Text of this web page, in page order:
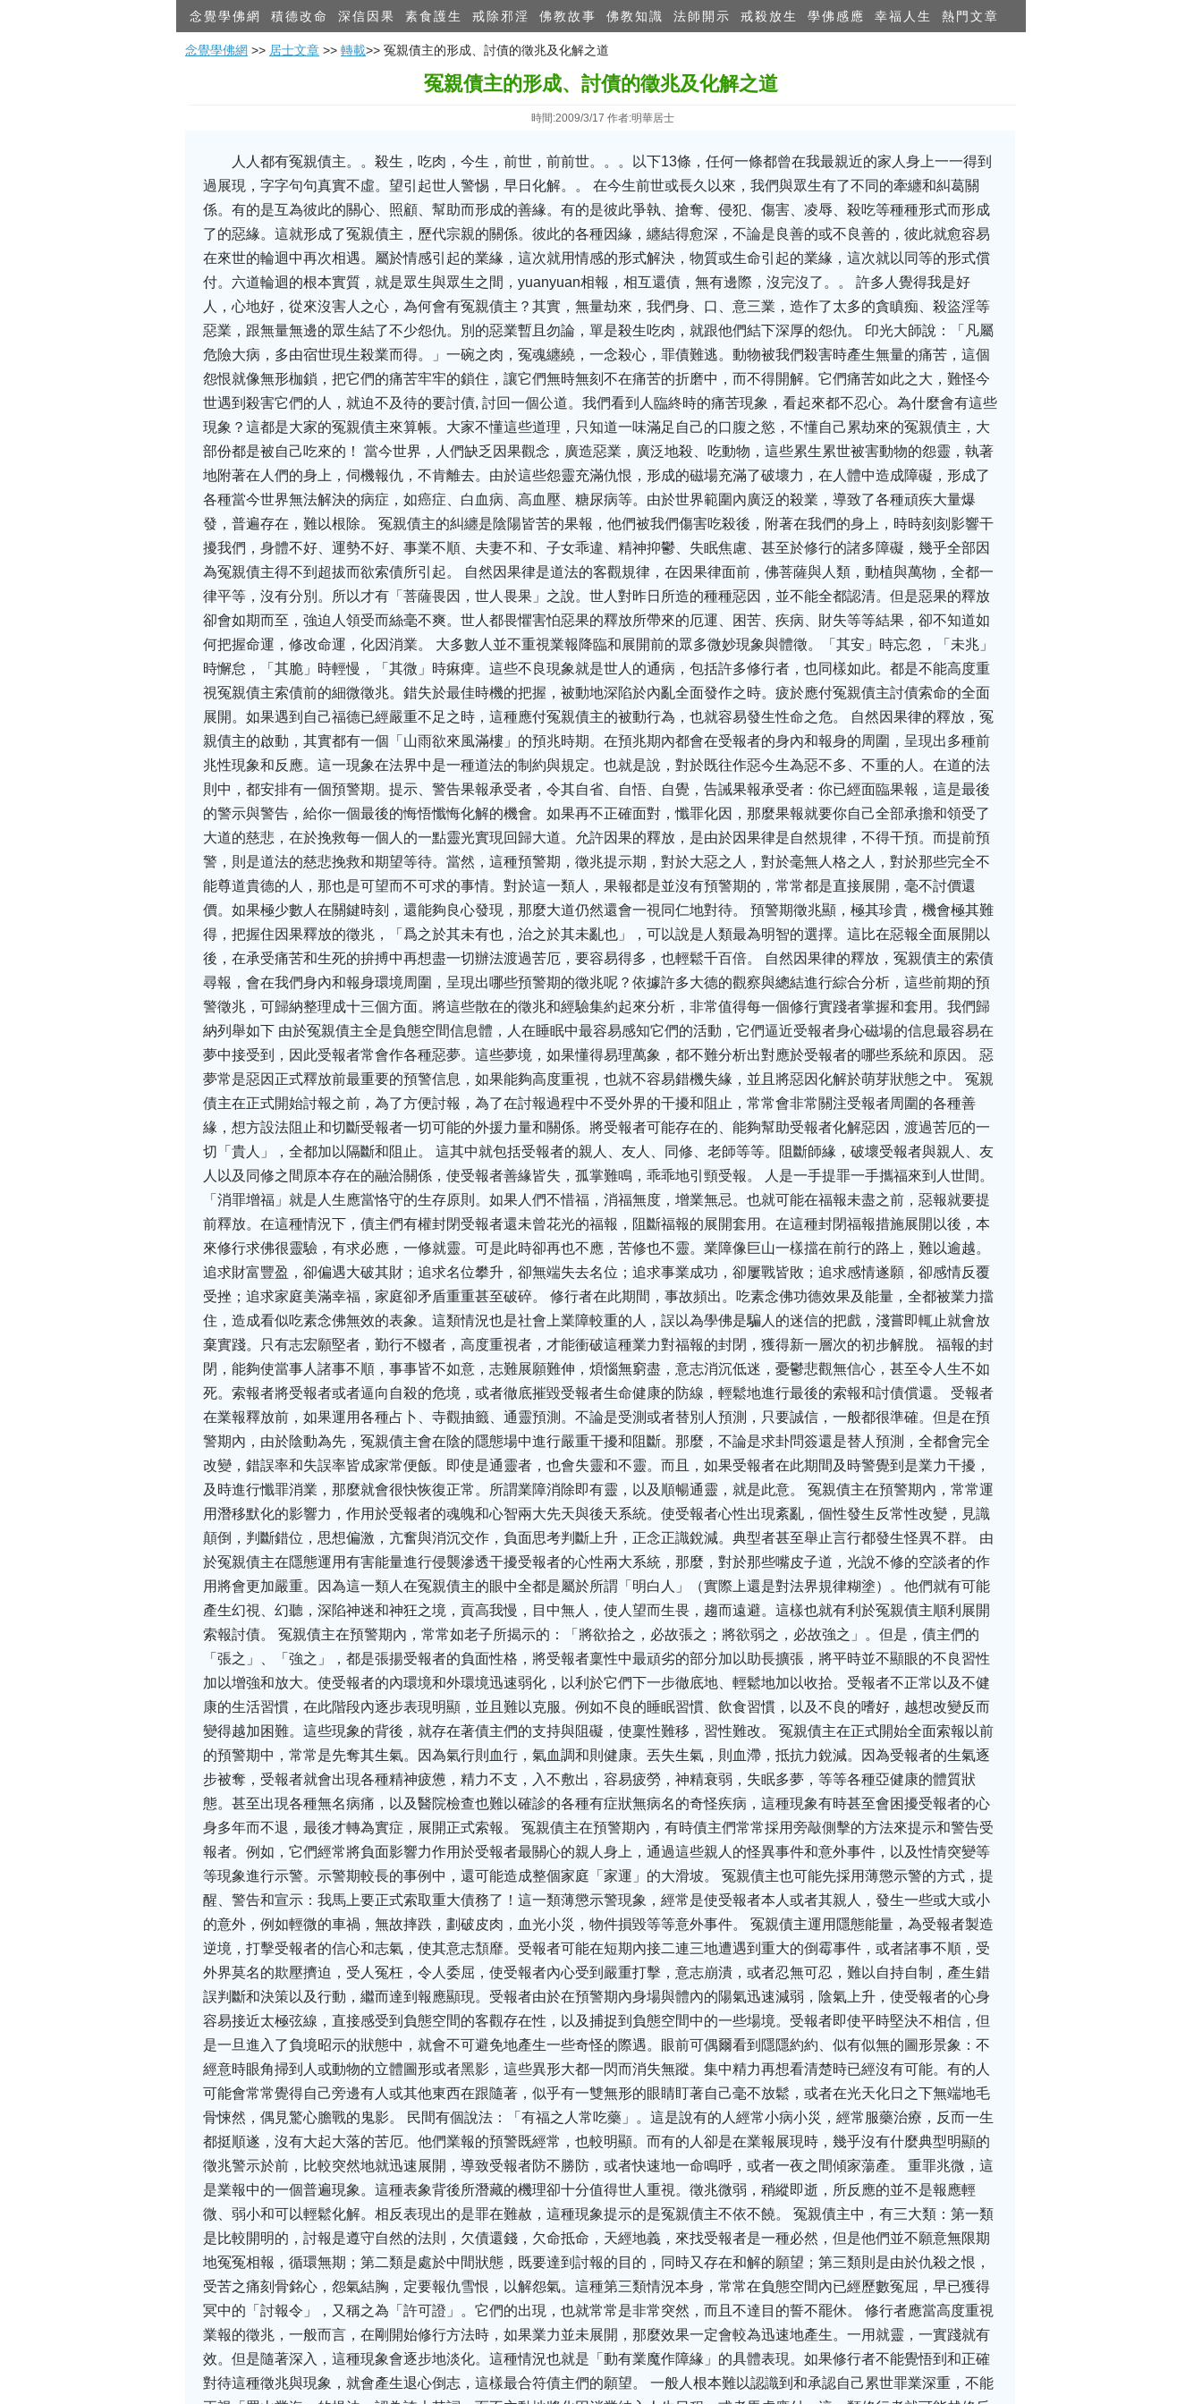
念覺學佛網 積德改命 深信因果 素食護生 戒除邪淫 佛教故事 佛教知識 法師開示 戒殺放生 學佛感應 幸福人生 熱門文章
念覺學佛網 >> 居士文章 >> 轉載>> 冤親債主的形成、討債的徵兆及化解之道
冤親債主的形成、討債的徵兆及化解之道
時間:2009/3/17 作者:明華居士
人人都有冤親債主。。殺生，吃肉，今生，前世，前前世。。。以下13條，任何一條都曾在我最親近的家人身上一一得到
過展現，字字句句真實不虛。望引起世人警惕，早日化解。。 在今生前世或長久以來，我們與眾生有了不同的牽纏和糾葛關
係。有的是互為彼此的關心、照顧、幫助而形成的善緣。有的是彼此爭執、搶奪、侵犯、傷害、凌辱、殺吃等種種形式而形成
了的惡緣。這就形成了冤親債主，歷代宗親的關係。彼此的各種因緣，纏結得愈深，不論是良善的或不良善的，彼此就愈容易
在來世的輪迴中再次相遇。屬於情感引起的業緣，這次就用情感的形式解決，物質或生命引起的業緣，這次就以同等的形式償
付。六道輪迴的根本實質，就是眾生與眾生之間，yuanyuan相報，相互還債，無有邊際，沒完沒了。。 許多人覺得我是好
人，心地好，從來沒害人之心，為何會有冤親債主？其實，無量劫來，我們身、口、意三業，造作了太多的貪瞋痴、殺盜淫等
惡業，跟無量無邊的眾生結了不少怨仇。別的惡業暫且勿論，單是殺生吃肉，就跟他們結下深厚的怨仇。 印光大師說：「凡屬
危險大病，多由宿世現生殺業而得。」一碗之肉，冤魂纏繞，一念殺心，罪債難逃。動物被我們殺害時產生無量的痛苦，這個
怨恨就像無形枷鎖，把它們的痛苦牢牢的鎖住，讓它們無時無刻不在痛苦的折磨中，而不得開解。它們痛苦如此之大，難怪今
世遇到殺害它們的人，就迫不及待的要討債, 討回一個公道。我們看到人臨終時的痛苦現象，看起來都不忍心。為什麼會有這些
現象？這都是大家的冤親債主來算帳。大家不懂這些道理，只知道一味滿足自己的口腹之慾，不懂自己累劫來的冤親債主，大
部份都是被自己吃來的！ 當今世界，人們缺乏因果觀念，廣造惡業，廣泛地殺、吃動物，這些累生累世被害動物的怨靈，執著
地附著在人們的身上，伺機報仇，不肯離去。由於這些怨靈充滿仇恨，形成的磁場充滿了破壞力，在人體中造成障礙，形成了
各種當今世界無法解決的病症，如癌症、白血病、高血壓、糖尿病等。由於世界範圍內廣泛的殺業，導致了各種頑疾大量爆
發，普遍存在，難以根除。 冤親債主的糾纏是陰陽皆苦的果報，他們被我們傷害吃殺後，附著在我們的身上，時時刻刻影響干
擾我們，身體不好、運勢不好、事業不順、夫妻不和、子女乖違、精神抑鬱、失眠焦慮、甚至於修行的諸多障礙，幾乎全部因
為冤親債主得不到超拔而欲索債所引起。 自然因果律是道法的客觀規律，在因果律面前，佛菩薩與人類，動植與萬物，全都一
律平等，沒有分別。所以才有「菩薩畏因，世人畏果」之說。世人對昨日所造的種種惡因，並不能全都認清。但是惡果的釋放
卻會如期而至，強迫人領受而絲毫不爽。世人都畏懼害怕惡果的釋放所帶來的厄運、困苦、疾病、財失等等結果，卻不知道如
何把握命運，修改命運，化因消業。 大多數人並不重視業報降臨和展開前的眾多微妙現象與體徵。「其安」時忘忽，「未兆」
時懈怠，「其脆」時輕慢，「其微」時痳痺。這些不良現象就是世人的通病，包括許多修行者，也同樣如此。都是不能高度重
視冤親債主索債前的細微徵兆。錯失於最佳時機的把握，被動地深陷於內亂全面發作之時。疲於應付冤親債主討債索命的全面
展開。如果遇到自己福德已經嚴重不足之時，這種應付冤親債主的被動行為，也就容易發生性命之危。 自然因果律的釋放，冤
親債主的啟動，其實都有一個「山雨欲來風滿樓」的預兆時期。在預兆期內都會在受報者的身內和報身的周圍，呈現出多種前
兆性現象和反應。這一現象在法界中是一種道法的制約與規定。也就是說，對於既往作惡今生為惡不多、不重的人。在道的法
則中，都安排有一個預警期。提示、警告果報承受者，令其自省、自悟、自覺，告誡果報承受者：你已經面臨果報，這是最後
的警示與警告，給你一個最後的悔悟懺悔化解的機會。如果再不正確面對，懺罪化因，那麼果報就要你自己全部承擔和領受了
大道的慈悲，在於挽救每一個人的一點靈光實現回歸大道。允許因果的釋放，是由於因果律是自然規律，不得干預。而提前預
警，則是道法的慈悲挽救和期望等待。當然，這種預警期，徵兆提示期，對於大惡之人，對於毫無人格之人，對於那些完全不
能尊道貴德的人，那也是可望而不可求的事情。對於這一類人，果報都是並沒有預警期的，常常都是直接展開，毫不討價還
價。如果極少數人在關鍵時刻，還能夠良心發現，那麼大道仍然還會一視同仁地對待。 預警期徵兆顯，極其珍貴，機會極其難
得，把握住因果釋放的徵兆，「爲之於其未有也，治之於其未亂也」，可以說是人類最為明智的選擇。這比在惡報全面展開以
後，在承受痛苦和生死的拚搏中再想盡一切辦法渡過苦厄，要容易得多，也輕鬆千百倍。 自然因果律的釋放，冤親債主的索債
尋報，會在我們身內和報身環境周圍，呈現出哪些預警期的徵兆呢？依據許多大德的觀察與總結進行綜合分析，這些前期的預
警徵兆，可歸納整理成十三個方面。將這些散在的徵兆和經驗集約起來分析，非常值得每一個修行實踐者掌握和套用。我們歸
納列舉如下 由於冤親債主全是負態空間信息體，人在睡眠中最容易感知它們的活動，它們逼近受報者身心磁場的信息最容易在
夢中接受到，因此受報者常會作各種惡夢。這些夢境，如果懂得易理萬象，都不難分析出對應於受報者的哪些系統和原因。 惡
夢常是惡因正式釋放前最重要的預警信息，如果能夠高度重視，也就不容易錯機失緣，並且將惡因化解於萌芽狀態之中。 冤親
債主在正式開始討報之前，為了方便討報，為了在討報過程中不受外界的干擾和阻止，常常會非常關注受報者周圍的各種善
緣，想方設法阻止和切斷受報者一切可能的外援力量和關係。將受報者可能存在的、能夠幫助受報者化解惡因，渡過苦厄的一
切「貴人」，全都加以隔斷和阻止。 這其中就包括受報者的親人、友人、同修、老師等等。阻斷師緣，破壞受報者與親人、友
人以及同修之間原本存在的融洽關係，使受報者善緣皆失，孤掌難鳴，乖乖地引頸受報。 人是一手提罪一手攜福來到人世間。
「消罪增福」就是人生應當恪守的生存原則。如果人們不惜福，消福無度，增業無忌。也就可能在福報未盡之前，惡報就要提
前釋放。在這種情況下，債主們有權封閉受報者還未曾花光的福報，阻斷福報的展開套用。在這種封閉福報措施展開以後，本
來修行求佛很靈驗，有求必應，一修就靈。可是此時卻再也不應，苦修也不靈。業障像巨山一樣擋在前行的路上，難以逾越。
追求財富豐盈，卻偏遇大破其財；追求名位攀升，卻無端失去名位；追求事業成功，卻屢戰皆敗；追求感情遂願，卻感情反覆
受挫；追求家庭美滿幸福，家庭卻矛盾重重甚至破碎。 修行者在此期間，事故頻出。吃素念佛功德效果及能量，全都被業力擋
住，造成看似吃素念佛無效的表象。這類情況也是社會上業障較重的人，誤以為學佛是騙人的迷信的把戲，淺嘗即輒止就會放
棄實踐。只有志宏願堅者，勤行不輟者，高度重視者，才能衝破這種業力對福報的封閉，獲得新一層次的初步解脫。 福報的封
閉，能夠使當事人諸事不順，事事皆不如意，志難展願難伸，煩惱無窮盡，意志消沉低迷，憂鬱悲觀無信心，甚至令人生不如
死。索報者將受報者或者逼向自殺的危境，或者徹底摧毀受報者生命健康的防線，輕鬆地進行最後的索報和討債償還。 受報者
在業報釋放前，如果運用各種占卜、寺觀抽籤、通靈預測。不論是受測或者替別人預測，只要誠信，一般都很準確。但是在預
警期內，由於陰動為先，冤親債主會在陰的隱態場中進行嚴重干擾和阻斷。那麼，不論是求卦問簽還是替人預測，全都會完全
改變，錯誤率和失誤率皆成家常便飯。即使是通靈者，也會失靈和不靈。而且，如果受報者在此期間及時警覺到是業力干擾，
及時進行懺罪消業，那麼就會很快恢復正常。所謂業障消除即有靈，以及順暢通靈，就是此意。 冤親債主在預警期內，常常運
用潛移默化的影響力，作用於受報者的魂魄和心智兩大先天與後天系統。使受報者心性出現紊亂，個性發生反常性改變，見識
顛倒，判斷錯位，思想偏激，亢奮與消沉交作，負面思考判斷上升，正念正識銳減。典型者甚至舉止言行都發生怪異不群。 由
於冤親債主在隱態運用有害能量進行侵襲滲透干擾受報者的心性兩大系統，那麼，對於那些嘴皮子道，光說不修的空談者的作
用將會更加嚴重。因為這一類人在冤親債主的眼中全都是屬於所謂「明白人」（實際上還是對法界規律糊塗）。他們就有可能
產生幻視、幻聽，深陷神迷和神狂之境，貢高我慢，目中無人，使人望而生畏，趨而遠避。這樣也就有利於冤親債主順利展開
索報討債。 冤親債主在預警期內，常常如老子所揭示的：「將欲拾之，必故張之；將欲弱之，必故強之」。但是，債主們的
「張之」、「強之」，都是張揚受報者的負面性格，將受報者稟性中最頑劣的部分加以助長擴張，將平時並不顯眼的不良習性
加以增強和放大。使受報者的內環境和外環境迅速弱化，以利於它們下一步徹底地、輕鬆地加以收拾。受報者不正常以及不健
康的生活習慣，在此階段內逐步表現明顯，並且難以克服。例如不良的睡眠習慣、飲食習慣，以及不良的嗜好，越想改變反而
變得越加困難。這些現象的背後，就存在著債主們的支持與阻礙，使稟性難移，習性難改。 冤親債主在正式開始全面索報以前
的預警期中，常常是先奪其生氣。因為氣行則血行，氣血調和則健康。丟失生氣，則血滯，抵抗力銳減。因為受報者的生氣逐
步被奪，受報者就會出現各種精神疲憊，精力不支，入不敷出，容易疲勞，神精衰弱，失眠多夢，等等各種亞健康的體質狀
態。甚至出現各種無名病痛，以及醫院檢查也難以確診的各種有症狀無病名的奇怪疾病，這種現象有時甚至會困擾受報者的心
身多年而不退，最後才轉為實症，展開正式索報。 冤親債主在預警期內，有時債主們常常採用旁敲側擊的方法來提示和警告受
報者。例如，它們經常將負面影響力作用於受報者最關心的親人身上，通過這些親人的怪異事件和意外事件，以及性情突變等
等現象進行示警。示警期較長的事例中，還可能造成整個家庭「家運」的大滑坡。 冤親債主也可能先採用薄懲示警的方式，提
醒、警告和宣示：我馬上要正式索取重大債務了！這一類薄懲示警現象，經常是使受報者本人或者其親人，發生一些或大或小
的意外，例如輕微的車禍，無故摔跌，劃破皮肉，血光小災，物件損毀等等意外事件。 冤親債主運用隱態能量，為受報者製造
逆境，打擊受報者的信心和志氣，使其意志頹靡。受報者可能在短期內接二連三地遭遇到重大的倒霉事件，或者諸事不順，受
外界莫名的欺壓擠迫，受人冤枉，令人委屈，使受報者內心受到嚴重打擊，意志崩潰，或者忍無可忍，難以自持自制，產生錯
誤判斷和決策以及行動，繼而達到報應顯現。受報者由於在預警期內身場與體內的陽氣迅速減弱，陰氣上升，使受報者的心身
容易接近太極弦線，直接感受到負態空間的客觀存在性，以及捕捉到負態空間中的一些場境。受報者即使平時堅決不相信，但
是一旦進入了負境昭示的狀態中，就會不可避免地產生一些奇怪的際遇。眼前可偶爾看到隱隱約約、似有似無的圖形景象：不
經意時眼角掃到人或動物的立體圖形或者黑影，這些異形大都一閃而消失無蹤。集中精力再想看清楚時已經沒有可能。有的人
可能會常常覺得自己旁邊有人或其他東西在跟隨著，似乎有一雙無形的眼睛盯著自己毫不放鬆，或者在光天化日之下無端地毛
骨悚然，偶見驚心膽戰的鬼影。 民間有個說法：「有福之人常吃藥」。這是說有的人經常小病小災，經常服藥治療，反而一生
都挺順遂，沒有大起大落的苦厄。他們業報的預警既經常，也較明顯。而有的人卻是在業報展現時，幾乎沒有什麼典型明顯的
徵兆警示於前，比較突然地就迅速展開，導致受報者防不勝防，或者快速地一命鳴呼，或者一夜之間傾家蕩產。 重罪兆微，這
是業報中的一個普遍現象。這種表象背後所潛藏的機理卻十分值得世人重視。徵兆微弱，稍縱即逝，所反應的並不是報應輕
微、弱小和可以輕鬆化解。相反表現出的是罪在難赦，這種現象提示的是冤親債主不依不饒。 冤親債主中，有三大類：第一類
是比較開明的，討報是遵守自然的法則，欠債還錢，欠命抵命，天經地義，來找受報者是一種必然，但是他們並不願意無限期
地冤冤相報，循環無期；第二類是處於中間狀態，既要達到討報的目的，同時又存在和解的願望；第三類則是由於仇殺之恨，
受苦之痛刻骨銘心，怨氣結胸，定要報仇雪恨，以解怨氣。這種第三類情況本身，常常在負態空間內已經歷數冤屈，早已獲得
冥中的「討報令」，又稱之為「許可證」。它們的出現，也就常常是非常突然，而且不達目的誓不罷休。 修行者應當高度重視
業報的徵兆，一般而言，在剛開始修行方法時，如果業力並未展開，那麼效果一定會較為迅速地產生。一用就靈，一實踐就有
效。但是隨著深入，這種現象會逐步地淡化。這種情況也就是「動有業魔作障緣」的具體表現。如果修行者不能覺悟到和正確
對待這種徵兆與現象，就會產生退心倒志，這樣最合符債主們的願望。 一般人根本難以認識到和承認自己累世罪業深重，不能